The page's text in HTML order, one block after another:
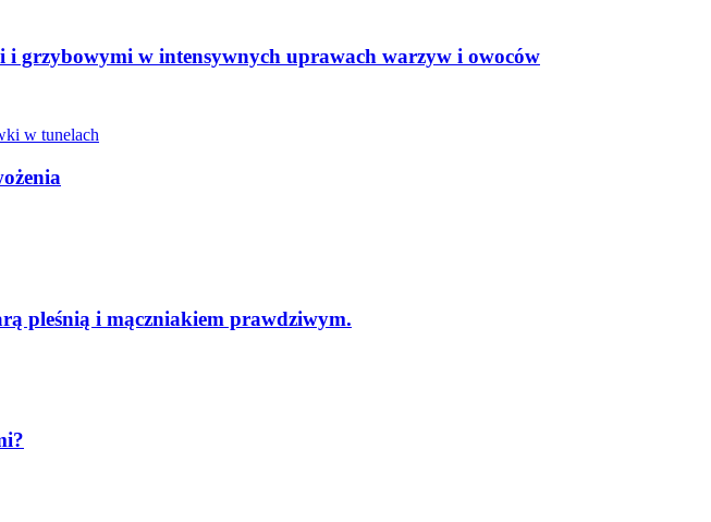
i grzybowymi w intensywnych uprawach warzyw i owoców
pleśnią i mączniakiem prawdziwym.